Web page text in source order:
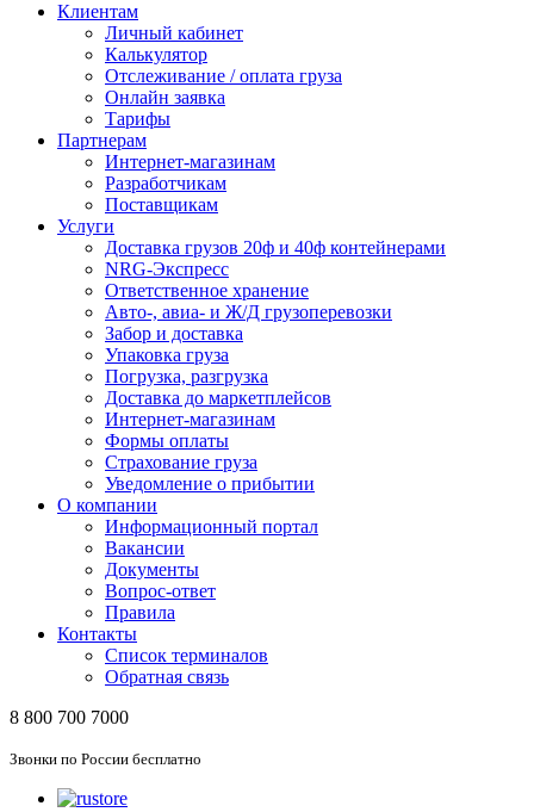
Клиентам
Личный кабинет
Калькулятор
Отслеживание / оплата груза
Онлайн заявка
Тарифы
Партнерам
Интернет-магазинам
Разработчикам
Поставщикам
Услуги
Доставка грузов 20ф и 40ф контейнерами
NRG-Экспресс
Ответственное хранение
Авто-, авиа- и Ж/Д грузоперевозки
Забор и доставка
Упаковка груза
Погрузка, разгрузка
Доставка до маркетплейсов
Интернет-магазинам
Формы оплаты
Страхование груза
Уведомление о прибытии
О компании
Информационный портал
Вакансии
Документы
Вопрос-ответ
Правила
Контакты
Список терминалов
Обратная связь
8 800 700 7000
Звонки по России бесплатно